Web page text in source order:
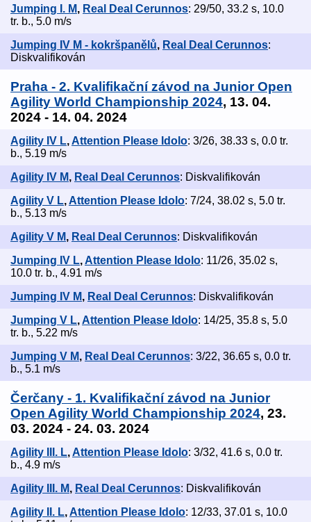
Jumping I. M, Real Deal Cerunnos: 29/50, 33.2 s, 10.0
tr. b., 5.0 m/s
Jumping IV M - kokršpanělů, Real Deal Cerunnos:
Diskvalifikován
Praha - 2. Kvalifikační závod na Junior Open
Agility World Championship 2024, 13. 04.
2024 - 14. 04. 2024
Agility IV L,Attention Please Idolo: 3/26, 38.33 s, 0.0 tr.
b., 5.19 m/s
Agility IV M, Real Deal Cerunnos: Diskvalifikován
Agility V L,Attention Please Idolo: 7/24, 38.02 s, 5.0 tr.
b., 5.13 m/s
Agility V M, Real Deal Cerunnos: Diskvalifikován
Jumping IV L,Attention Please Idolo: 11/26, 35.02 s,
10.0 tr. b., 4.91 m/s
Jumping IV M, Real Deal Cerunnos: Diskvalifikován
Jumping V L,Attention Please Idolo: 14/25, 35.8 s, 5.0
tr. b., 5.22 m/s
Jumping V M, Real Deal Cerunnos: 3/22, 36.65 s, 0.0 tr.
b., 5.1 m/s
Čerčany - 1. Kvalifikační závod na Junior
Open Agility World Championship 2024, 23.
03. 2024 - 24. 03. 2024
Agility III. L,Attention Please Idolo: 3/32, 41.6 s, 0.0 tr.
b., 4.9 m/s
Agility III. M, Real Deal Cerunnos: Diskvalifikován
Agility II. L,Attention Please Idolo: 12/33, 37.01 s, 10.0